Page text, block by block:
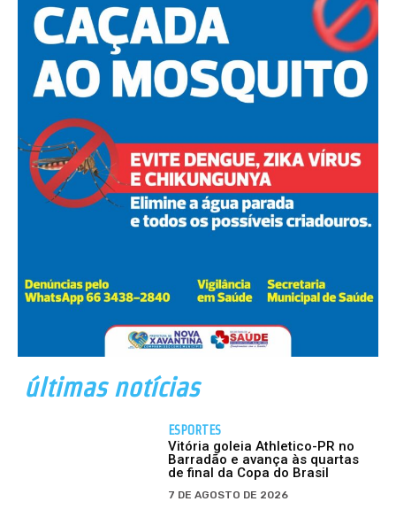
últimas notícias
ESPORTES
Vitória goleia Athletico-PR no
Barradão e avança às quartas
de final da Copa do Brasil
7 DE AGOSTO DE 2026